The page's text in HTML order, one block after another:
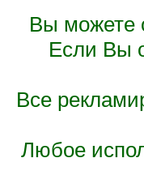
Вы можете
Если Вы
Все
Любое